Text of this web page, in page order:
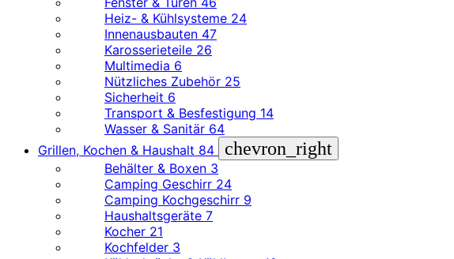
Heiz- & Kühlsysteme 24
Innenausbauten 47
Karosserieteile 26
Multimedia 6
Nützliches Zubehör 25
Sicherheit 6
Transport & Besfestigung 14
Wasser & Sanitär 64
Grillen, Kochen & Haushalt 84 chevron_right
Behälter & Boxen 3
Camping Geschirr 24
Camping Kochgeschirr 9
Haushaltsgeräte 7
Kocher 21
Kochfelder 3